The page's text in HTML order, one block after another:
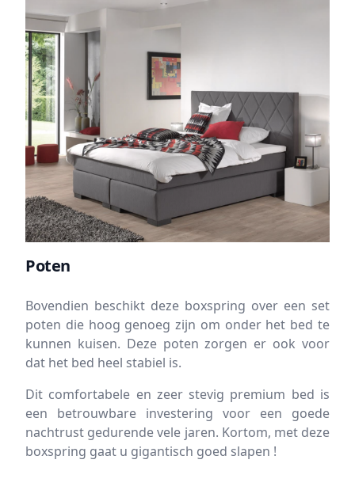
Poten
Bovendien beschikt deze boxspring over een set
poten die hoog genoeg zijn om onder het bed te
kunnen kuisen. Deze poten zorgen er ook voor
dat het bed heel stabiel is.
Dit comfortabele en zeer stevig premium bed is
een betrouwbare investering voor een goede
nachtrust gedurende vele jaren. Kortom, met deze
boxspring gaat u gigantisch goed slapen !